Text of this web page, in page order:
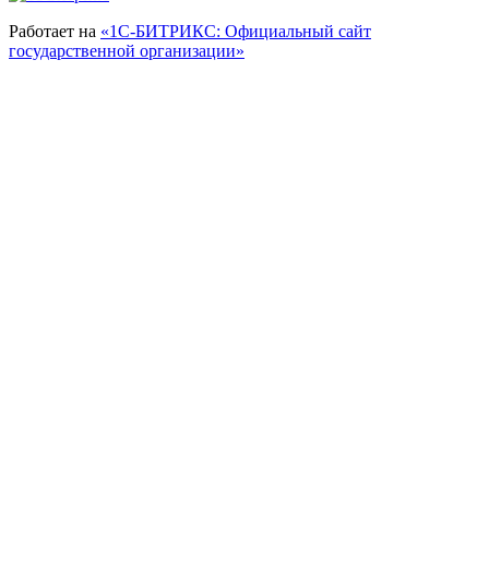
Работает на «1С-БИТРИКС: Официальный сайт
государственной организации»